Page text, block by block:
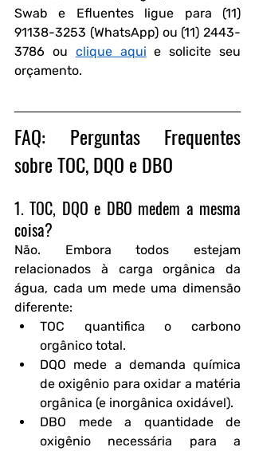
Swab e Efluentes ligue para (11)
91138-3253 (WhatsApp) ou (11) 2443-
3786 ou clique aqui e solicite seu
orçamento.
FAQ: Perguntas Frequentes
sobre TOC, DQO e DBO
1. TOC, DQO e DBO medem a mesma
coisa?
Não. Embora todos estejam
relacionados à carga orgânica da
água, cada um mede uma dimensão
diferente:
TOC quantifica o carbono
orgânico total.
DQO mede a demanda química
de oxigênio para oxidar a matéria
orgânica (e inorgânica oxidável).
DBO mede a quantidade de
oxigênio necessária para a